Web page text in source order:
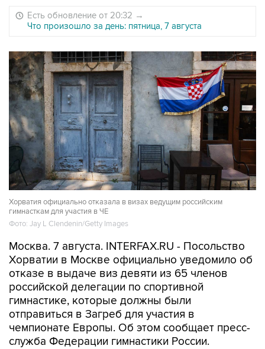
Есть обновление от 20:32 →
Что произошло за день: пятница, 7 августа
Хорватия официально отказала в визах ведущим российским
гимнасткам для участия в ЧЕ
Фото: Jay L Clendenin/Getty Images
Москва. 7 августа. INTERFAX.RU - Посольство
Хорватии в Москве официально уведомило об
отказе в выдаче виз девяти из 65 членов
российской делегации по спортивной
гимнастике, которые должны были
отправиться в Загреб для участия в
чемпионате Европы. Об этом сообщает пресс-
служба Федерации гимнастики России.